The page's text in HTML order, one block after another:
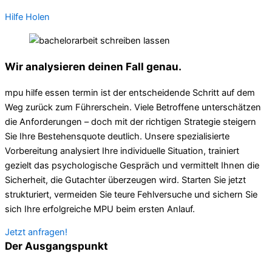
Hilfe Holen
Wir analysieren deinen Fall genau.
mpu hilfe essen termin ist der entscheidende Schritt auf dem
Weg zurück zum Führerschein. Viele Betroffene unterschätzen
die Anforderungen – doch mit der richtigen Strategie steigern
Sie Ihre Bestehensquote deutlich. Unsere spezialisierte
Vorbereitung analysiert Ihre individuelle Situation, trainiert
gezielt das psychologische Gespräch und vermittelt Ihnen die
Sicherheit, die Gutachter überzeugen wird. Starten Sie jetzt
strukturiert, vermeiden Sie teure Fehlversuche und sichern Sie
sich Ihre erfolgreiche MPU beim ersten Anlauf.
Jetzt anfragen!
Der Ausgangspunkt